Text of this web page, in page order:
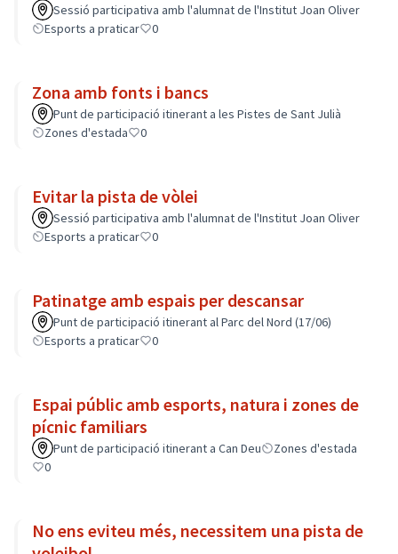
Sessió participativa amb l'alumnat de l'Institut Joan Oliver
Esports a praticar
0
Zona amb fonts i bancs
Punt de participació itinerant a les Pistes de Sant Julià
Zones d'estada
0
Evitar la pista de vòlei
Sessió participativa amb l'alumnat de l'Institut Joan Oliver
Esports a praticar
0
Patinatge amb espais per descansar
Punt de participació itinerant al Parc del Nord (17/06)
Esports a praticar
0
Espai públic amb esports, natura i zones de
pícnic familiars
Punt de participació itinerant a Can Deu
Zones d'estada
0
No ens eviteu més, necessitem una pista de